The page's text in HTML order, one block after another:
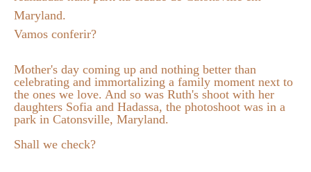
Maryland.
Vamos conferir?
Mother's day coming up and nothing better than
celebrating and immortalizing a family moment next to
the ones we love. And so was Ruth's shoot with her
daughters Sofia and Hadassa, the photoshoot was in a
park in Catonsville, Maryland.
Shall we check?